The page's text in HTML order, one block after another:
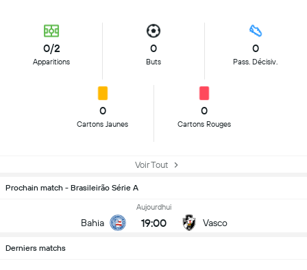
0/2
Apparitions
0
Buts
0
Pass. Décisiv.
0
Cartons Jaunes
0
Cartons Rouges
Voir Tout
Prochain match - Brasileirão Série A
Bahia
Aujourdhui
19:00 Vasco
Derniers matchs